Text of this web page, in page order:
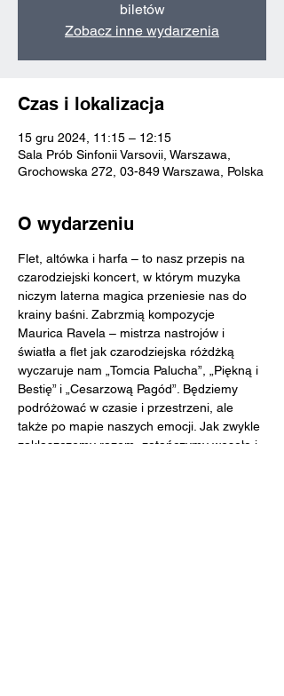
biletów
Zobacz inne wydarzenia
Czas i lokalizacja
15 gru 2024, 11:15 – 12:15
Sala Prób Sinfonii Varsovii, Warszawa,
Grochowska 272, 03-849 Warszawa, Polska
O wydarzeniu
Flet, altówka i harfa – to nasz przepis na
czarodziejski koncert, w którym muzyka
niczym laterna magica przeniesie nas do
krainy baśni. Zabrzmią kompozycje
Maurica Ravela – mistrza nastrojów i
światła a flet jak czarodziejska różdżką
wyczaruje nam „Tomcia Palucha”, „Piękną i
Bestię” i „Cesarzową Pagód”. Będziemy
podróżować w czasie i przestrzeni, ale
także po mapie naszych emocji. Jak zwykle
zaklaszczemy razem, zatańczymy wesoło i